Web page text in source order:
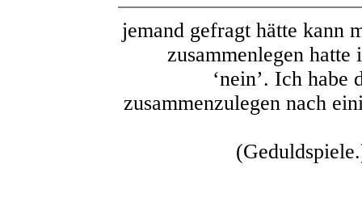
jemand gefragt hätte kann
zusammenlegen hatte
‘nein’. Ich habe
zusammenzulegen nach